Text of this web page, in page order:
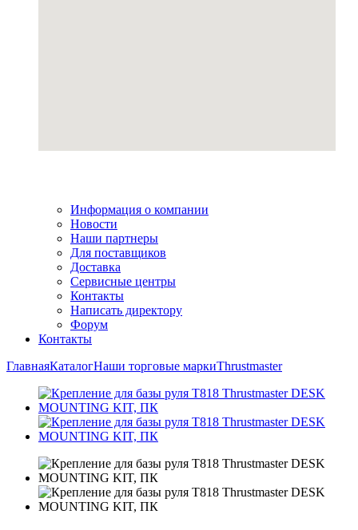
Информация о компании
Новости
Наши партнеры
Для поставщиков
Доставка
Сервисные центры
Контакты
Написать директору
Форум
Контакты
ГлавнаяКаталогНаши торговые маркиThrustmaster